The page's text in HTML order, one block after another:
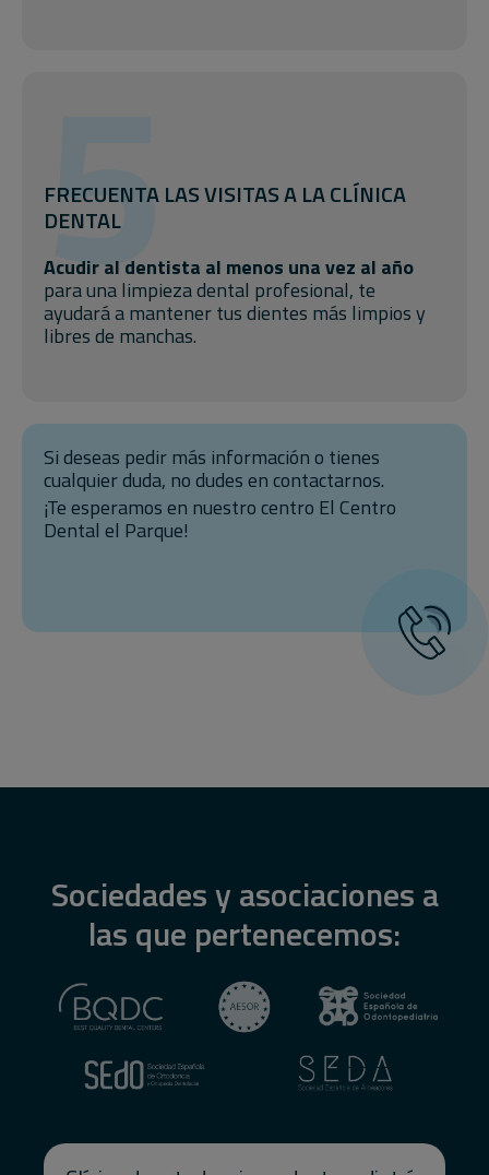
5
FRECUENTA LAS VISITAS A LA CLÍNICA
DENTAL
Acudir al dentista al menos una vez al año
para una limpieza dental profesional, te
ayudará a mantener tus dientes más limpios y
libres de manchas.
Si deseas pedir más información o tienes
cualquier duda, no dudes en contactarnos.
¡Te esperamos en nuestro centro El Centro
Dental el Parque!
Sociedades y asociaciones a
las que pertenecemos: